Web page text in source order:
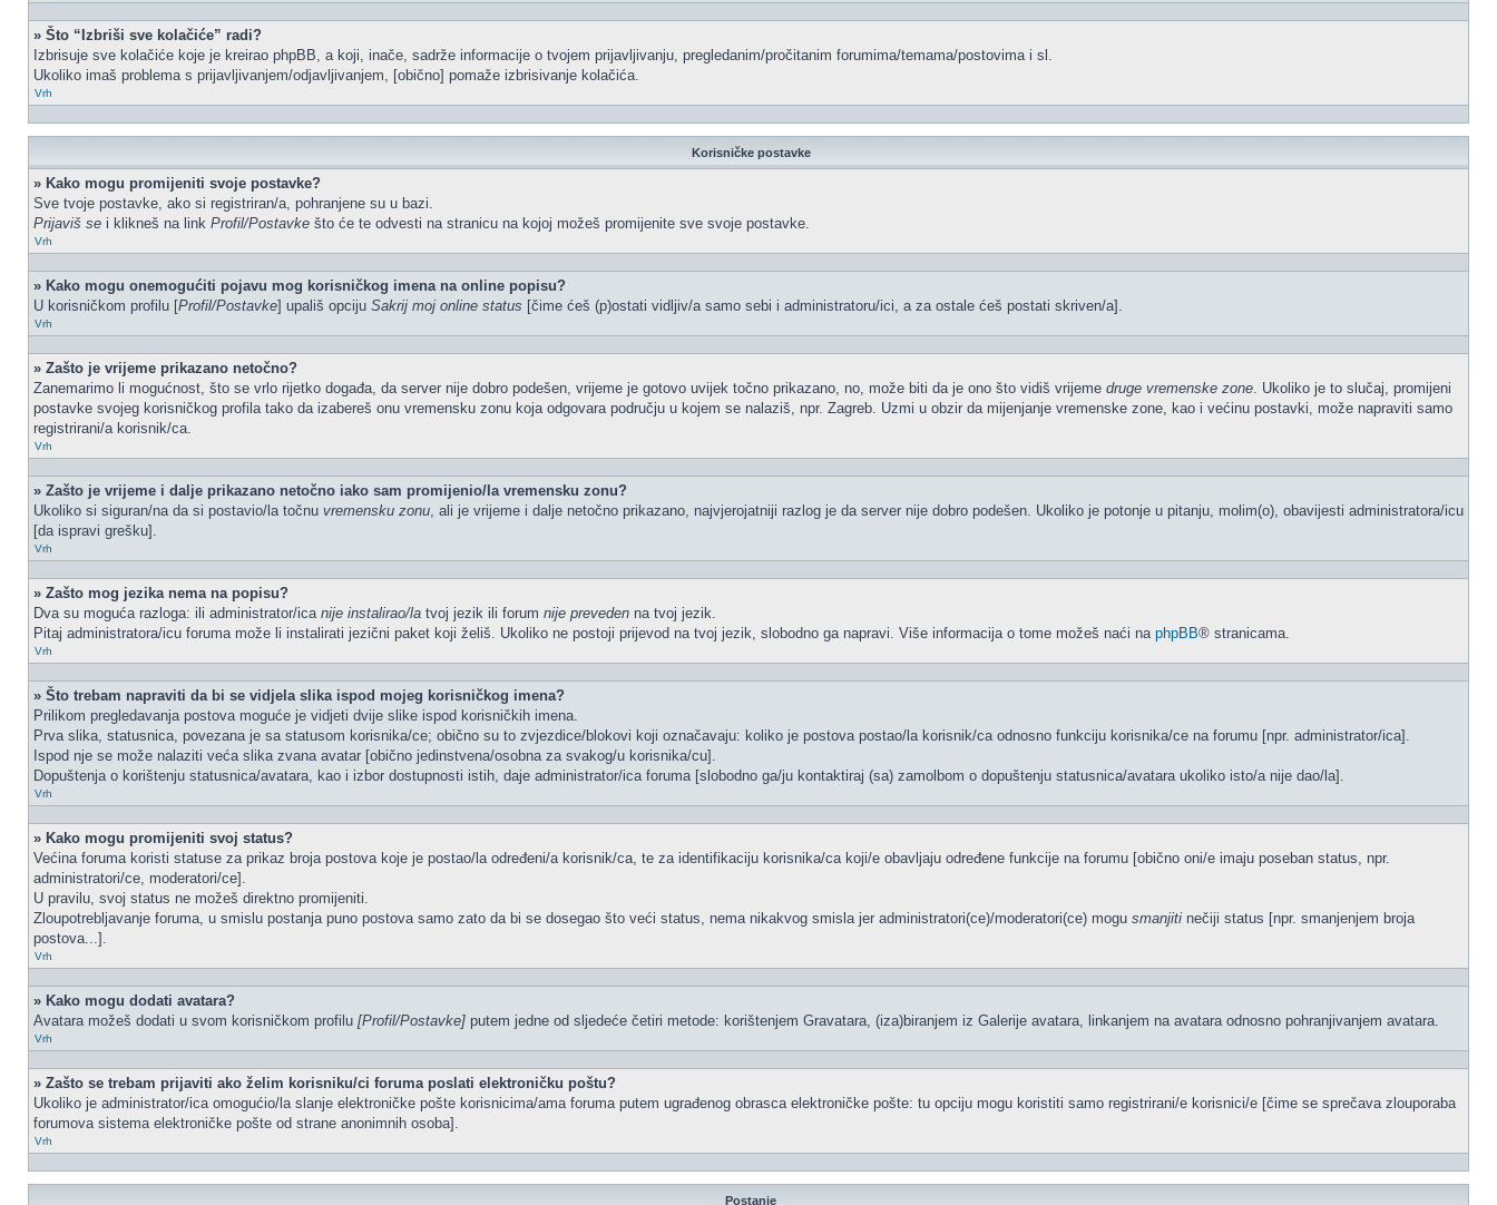
» Što “Izbriši sve kolačiće” radi?
Izbrisuje sve kolačiće koje je kreirao phpBB, a koji, inače, sadrže informacije o tvojem prijavljivanju, pregledanim/pročitanim forumima/temama/postovima i sl.
Ukoliko imaš problema s prijavljivanjem/odjavljivanjem, [obično] pomaže izbrisivanje kolačića.
Vrh
Korisničke postavke
» Kako mogu promijeniti svoje postavke?
Sve tvoje postavke, ako si registriran/a, pohranjene su u bazi.
Prijaviš se i klikneš na link Profil/Postavke što će te odvesti na stranicu na kojoj možeš promijenite sve svoje postavke.
Vrh
» Kako mogu onemogućiti pojavu mog korisničkog imena na online popisu?
U korisničkom profilu [Profil/Postavke] upališ opciju Sakrij moj online status [čime ćeš (p)ostati vidljiv/a samo sebi i administratoru/ici, a za ostale ćeš postati skriven/a].
Vrh
» Zašto je vrijeme prikazano netočno?
Zanemarimo li mogućnost, što se vrlo rijetko događa, da server nije dobro podešen, vrijeme je gotovo uvijek točno prikazano, no, može biti da je ono što vidiš vrijeme druge vremenske zone. Ukoliko je to slučaj, promijeni
postavke svojeg korisničkog profila tako da izabereš onu vremensku zonu koja odgovara području u kojem se nalaziš, npr. Zagreb. Uzmi u obzir da mijenjanje vremenske zone, kao i većinu postavki, može napraviti samo
registrirani/a korisnik/ca.
Vrh
» Zašto je vrijeme i dalje prikazano netočno iako sam promijenio/la vremensku zonu?
Ukoliko si siguran/na da si postavio/la točnu vremensku zonu, ali je vrijeme i dalje netočno prikazano, najvjerojatniji razlog je da server nije dobro podešen. Ukoliko je potonje u pitanju, molim(o), obavijesti administratora/icu
[da ispravi grešku].
Vrh
» Zašto mog jezika nema na popisu?
Dva su moguća razloga: ili administrator/ica nije instalirao/la tvoj jezik ili forum nije preveden na tvoj jezik.
Pitaj administratora/icu foruma može li instalirati jezični paket koji želiš. Ukoliko ne postoji prijevod na tvoj jezik, slobodno ga napravi. Više informacija o tome možeš naći na phpBB® stranicama.
Vrh
» Što trebam napraviti da bi se vidjela slika ispod mojeg korisničkog imena?
Prilikom pregledavanja postova moguće je vidjeti dvije slike ispod korisničkih imena.
Prva slika, statusnica, povezana je sa statusom korisnika/ce; obično su to zvjezdice/blokovi koji označavaju: koliko je postova postao/la korisnik/ca odnosno funkciju korisnika/ce na forumu [npr. administrator/ica].
Ispod nje se može nalaziti veća slika zvana avatar [obično jedinstvena/osobna za svakog/u korisnika/cu].
Dopuštenja o korištenju statusnica/avatara, kao i izbor dostupnosti istih, daje administrator/ica foruma [slobodno ga/ju kontaktiraj (sa) zamolbom o dopuštenju statusnica/avatara ukoliko isto/a nije dao/la].
Vrh
» Kako mogu promijeniti svoj status?
Većina foruma koristi statuse za prikaz broja postova koje je postao/la određeni/a korisnik/ca, te za identifikaciju korisnika/ca koji/e obavljaju određene funkcije na forumu [obično oni/e imaju poseban status, npr.
administratori/ce, moderatori/ce].
U pravilu, svoj status ne možeš direktno promijeniti.
Zloupotrebljavanje foruma, u smislu postanja puno postova samo zato da bi se dosegao što veći status, nema nikakvog smisla jer administratori(ce)/moderatori(ce) mogu smanjiti nečiji status [npr. smanjenjem broja
postova...].
Vrh
» Kako mogu dodati avatara?
Avatara možeš dodati u svom korisničkom profilu [Profil/Postavke] putem jedne od sljedeće četiri metode: korištenjem Gravatara, (iza)biranjem iz Galerije avatara, linkanjem na avatara odnosno pohranjivanjem avatara.
Vrh
» Zašto se trebam prijaviti ako želim korisniku/ci foruma poslati elektroničku poštu?
Ukoliko je administrator/ica omogućio/la slanje elektroničke pošte korisnicima/ama foruma putem ugrađenog obrasca elektroničke pošte: tu opciju mogu koristiti samo registrirani/e korisnici/e [čime se sprečava zlouporaba
forumova sistema elektroničke pošte od strane anonimnih osoba].
Vrh
Postanje